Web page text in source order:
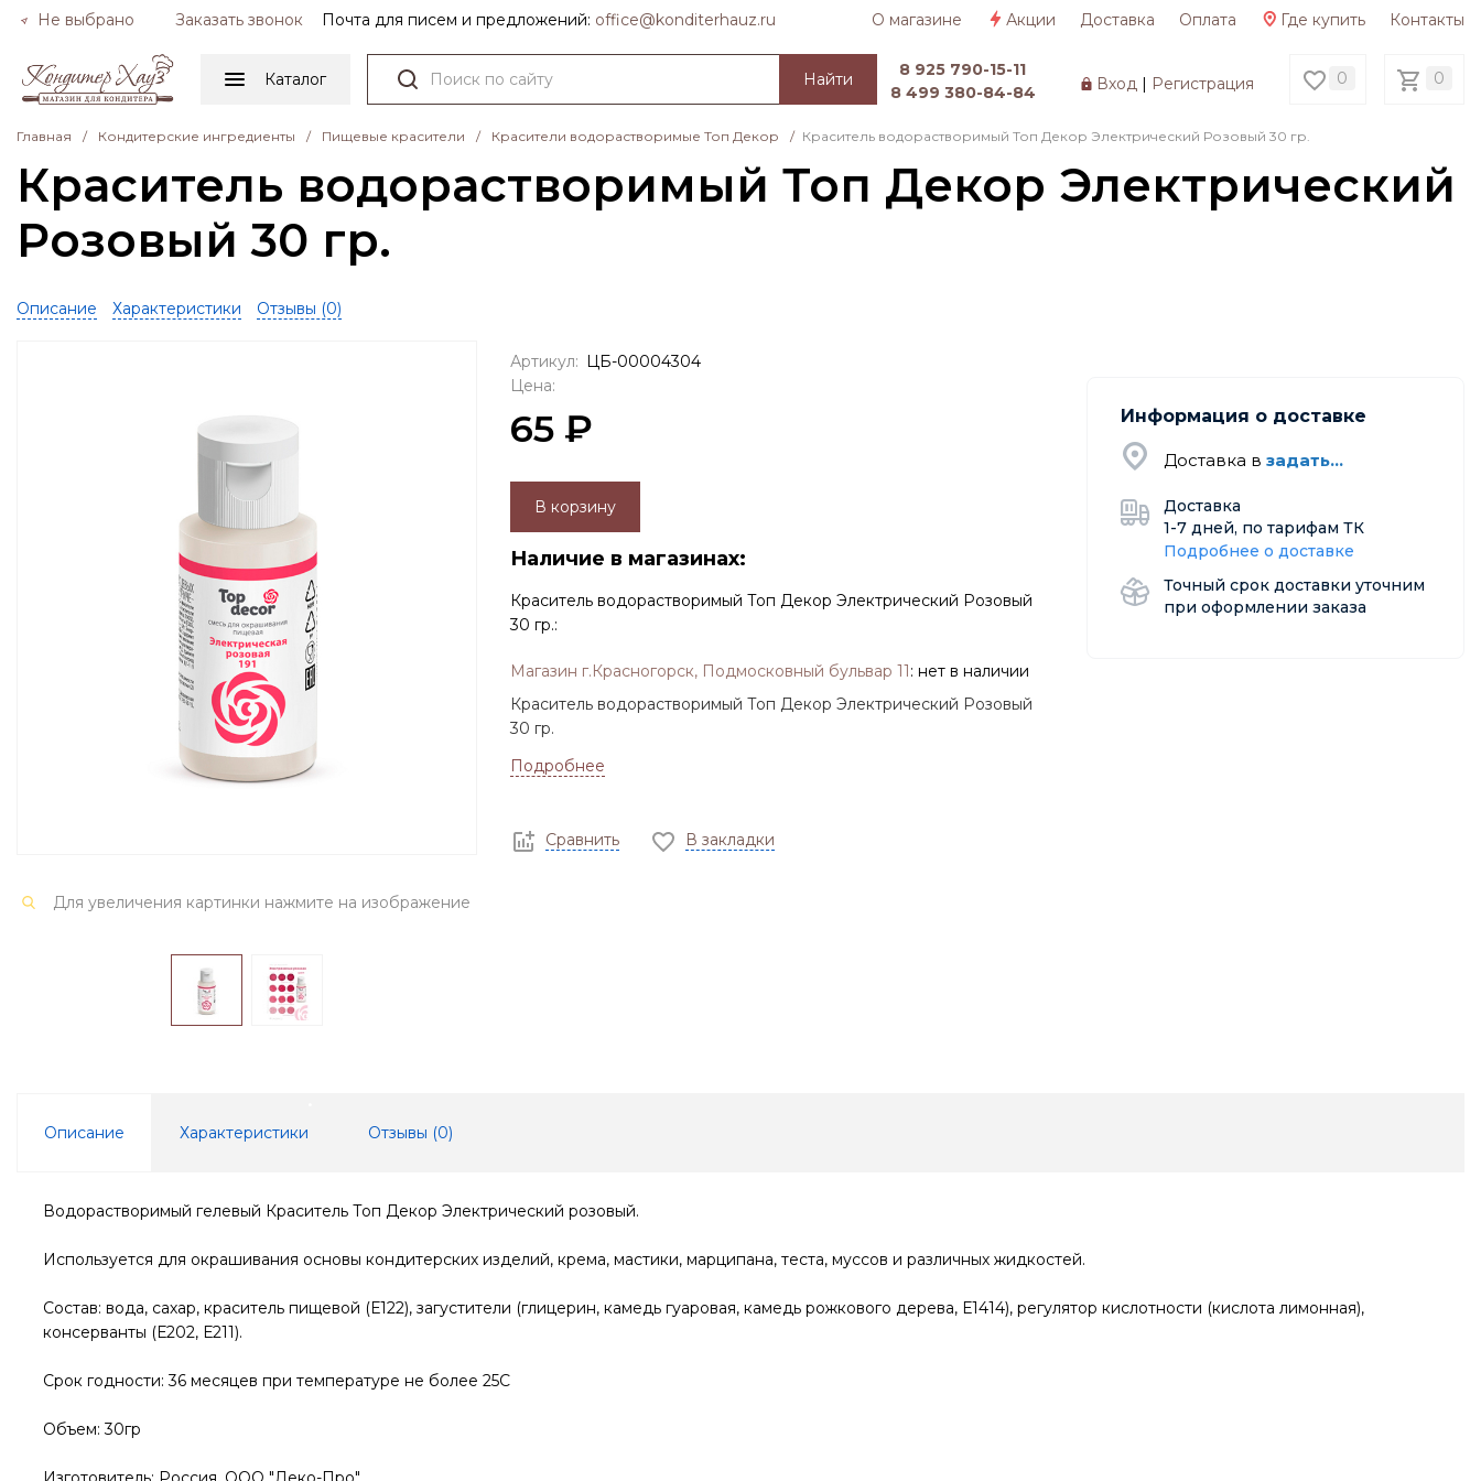
Не выбрано Заказать звонок Почта для писем и предложений: officе@konditerhauz.ru О магазине Акции Доставка Оплата Где купить Контакты
Каталог Вход| Регистрация 0 0
Найти
8 925 790-15-11
8 499 380-84-84
Главная / Кондитерские ингредиенты / Пищевые красители / Красители водорастворимые Топ Декор / Краситель водорастворимый Топ Декор Электрический Розовый 30 гр.
Краситель водорастворимый Топ Декор Электрический
Розовый 30 гр.
Описание Характеристики Отзывы (0)
Для увеличения картинки нажмите на изображение
Артикул: ЦБ-00004304
Цена:
65 ₽
В корзину
Наличие в магазинах:
Краситель водорастворимый Топ Декор Электрический Розовый
30 гр.:
Магазин г.Красногорск, Подмосковный бульвар 11: нет в наличии
Информация о доставке
Доставка в задать...
Доставка
1-7 дней, по тарифам ТК
Подробнее о доставке
Точный срок доставки уточним
при оформлении заказа
Краситель водорастворимый Топ Декор Электрический Розовый
30 гр.
Подробнее
Сравнить В закладки
Описание Характеристики Отзывы (0)
Водорастворимый гелевый Краситель Топ Декор Электрический розовый.
Используется для окрашивания основы кондитерских изделий, крема, мастики, марципана, теста, муссов и различных жидкостей.
Состав: вода, сахар, краситель пищевой (Е122), загустители (глицерин, камедь гуаровая, камедь рожкового дерева, Е1414), регулятор кислотности (кислота лимонная),
консерванты (Е202, Е211).
Срок годности: 36 месяцев при температуре не более 25C
Объем: 30гр